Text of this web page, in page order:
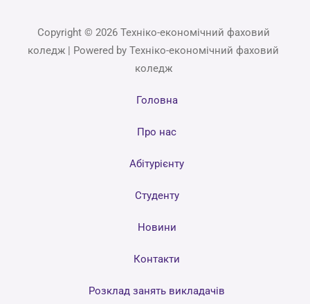
Copyright © 2026 Техніко-економічний фаховий
коледж | Powered by Техніко-економічний фаховий
коледж
Головна
Про нас
Абітурієнту
Студенту
Новини
Контакти
Розклад занять викладачів